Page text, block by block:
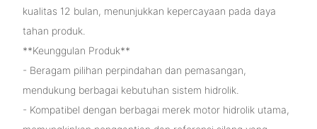
kualitas 12 bulan, menunjukkan kepercayaan pada daya
tahan produk.
**Keunggulan Produk**
- Beragam pilihan perpindahan dan pemasangan,
mendukung berbagai kebutuhan sistem hidrolik.
- Kompatibel dengan berbagai merek motor hidrolik utama,